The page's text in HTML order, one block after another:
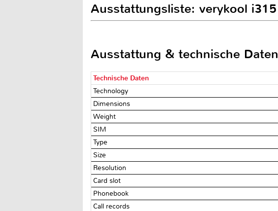
Ausstattungsliste: verykool i315
Ausstattung & technische Daten
Technische Daten
Technology
Dimensions
Weight
SIM
Type
Size
Resolution
Card slot
Phonebook
Call records